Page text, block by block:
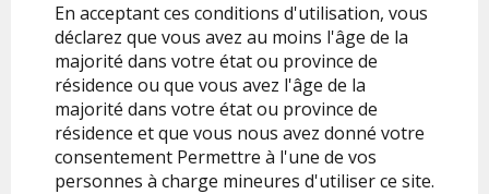
En acceptant ces conditions d'utilisation, vous
déclarez que vous avez au moins l'âge de la
majorité dans votre état ou province de
résidence ou que vous avez l'âge de la
majorité dans votre état ou province de
résidence et que vous nous avez donné votre
consentement Permettre à l'une de vos
personnes à charge mineures d'utiliser ce site.